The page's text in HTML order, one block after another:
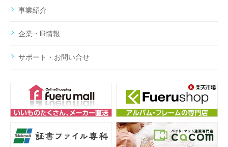
事業紹介
企業・IR情報
サポート・お問い合せ